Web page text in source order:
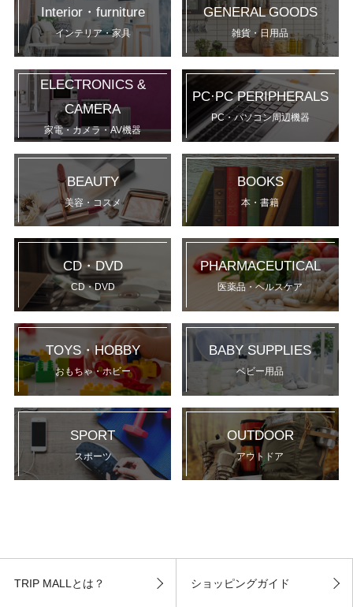
Interior・furniture
インテリア・家具
GENERAL GOODS
雑貨・日用品
ELECTRONICS &
CAMERA
家電・カメラ・AV機器
PC·PC PERIPHERALS
PC・パソコン周辺機器
BEAUTY
美容・コスメ
BOOKS
本・書籍
CD・DVD
CD・DVD
PHARMACEUTICAL
医薬品・ヘルスケア
TOYS・HOBBY
おもちゃ・ホビー
BABY SUPPLIES
ベビー用品
SPORT
スポーツ
OUTDOOR
アウトドア
TRIP MALLとは？ ショッピングガイド